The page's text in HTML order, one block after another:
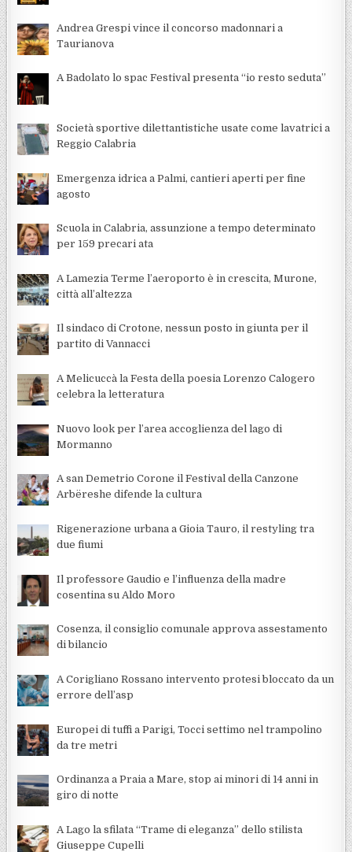
Andrea Grespi vince il concorso madonnari a
Taurianova
A Badolato lo spac Festival presenta “io resto seduta”
Società sportive dilettantistiche usate come lavatrici a
Reggio Calabria
Emergenza idrica a Palmi, cantieri aperti per fine
agosto
Scuola in Calabria, assunzione a tempo determinato
per 159 precari ata
A Lamezia Terme l’aeroporto è in crescita, Murone,
città all’altezza
Il sindaco di Crotone, nessun posto in giunta per il
partito di Vannacci
A Melicuccà la Festa della poesia Lorenzo Calogero
celebra la letteratura
Nuovo look per l’area accoglienza del lago di
Mormanno
A san Demetrio Corone il Festival della Canzone
Arbëreshe difende la cultura
Rigenerazione urbana a Gioia Tauro, il restyling tra
due fiumi
Il professore Gaudio e l’influenza della madre
cosentina su Aldo Moro
Cosenza, il consiglio comunale approva assestamento
di bilancio
A Corigliano Rossano intervento protesi bloccato da un
errore dell’asp
Europei di tuffi a Parigi, Tocci settimo nel trampolino
da tre metri
Ordinanza a Praia a Mare, stop ai minori di 14 anni in
giro di notte
A Lago la sfilata “Trame di eleganza” dello stilista
Giuseppe Cupelli